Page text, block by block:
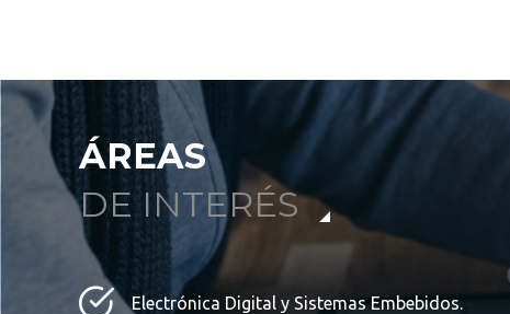
ÁREAS
DE INTERÉS
Electrónica Digital y Sistemas Embebidos.